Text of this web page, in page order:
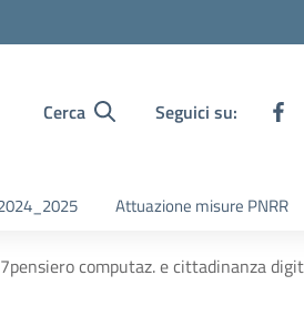
Cerca Seguici su:
Attuazione misure PNRR
computaz. e cittadinanza